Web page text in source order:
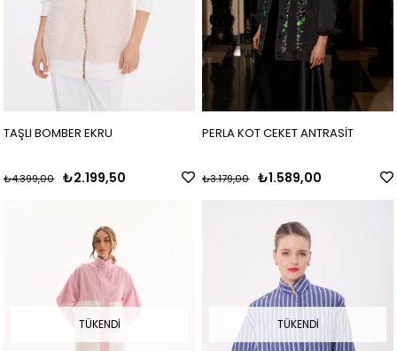
TAŞLI BOMBER EKRU
₺2.199,50
₺4.399,00
PERLA KOT CEKET ANTRASİT
₺1.589,00
₺3.179,00
TÜKENDI TÜKENDI